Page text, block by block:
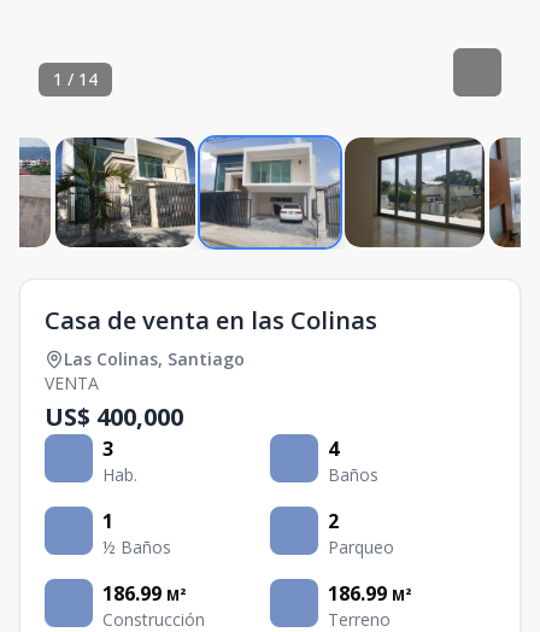
1 / 14
Casa de venta en las Colinas
Las Colinas, Santiago
VENTA
US$ 400,000
3
Hab.
4
Baños
1
½ Baños
2
Parqueo
186.99 M²
Construcción
186.99 M²
Terreno